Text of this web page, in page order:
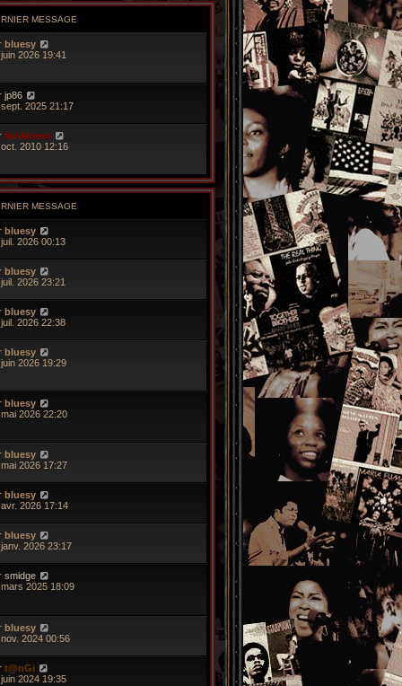
MESSAGE
bluesy
2026 19:41
jp86
2025 21:17
funkiness
oct. 2010 12:16
MESSAGE
bluesy
2026 00:13
bluesy
2026 23:21
bluesy
2026 22:38
bluesy
2026 19:29
bluesy
2026 22:20
bluesy
2026 17:27
bluesy
2026 17:14
bluesy
2026 23:17
smidge
mars 2025 18:09
bluesy
nov. 2024 00:56
t@nGi
2024 19:35